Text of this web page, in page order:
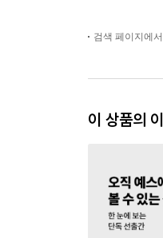
검색 페이지에
이 상품의